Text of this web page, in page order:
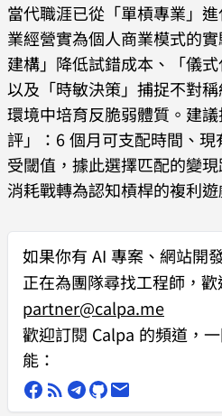
當代職涯已從「單槓專業」
業經營實為個人商業模式的
建構」降低試錯成本、「儀
以及「時敏決策」捕捉不對
環境中培育反脆弱體質。建
評」：6 個月可支配時間、
受閾值，據此選擇匹配的變
消耗戰轉為認知槓桿的複利遊
如果你有 AI 專案、網站開
正在為團隊尋找工程師，歡
partner@calpa.me
歡迎訂閱 Calpa 的頻道，
能：